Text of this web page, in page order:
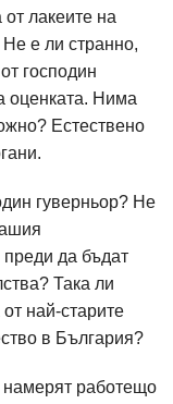
от лакеите на
е ли странно,
господин
оценката. Нима
Естествено
гуверньор? Не
да бъдат
Така ли
най-старите
в България?
намерят работещо